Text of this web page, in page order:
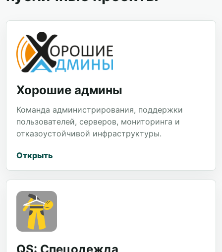
Хорошие админы
Команда администрирования, поддержки
пользователей, серверов, мониторинга и
отказоустойчивой инфраструктуры.
Открыть